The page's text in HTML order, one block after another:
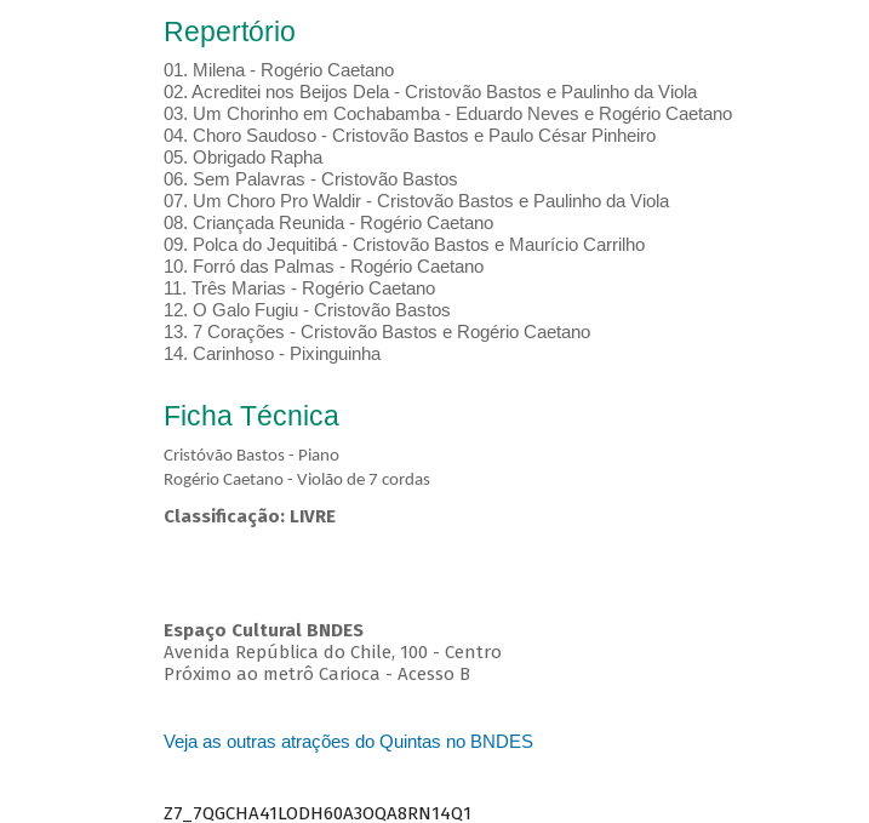
Repertório
01. Milena - Rogério Caetano
02. Acreditei nos Beijos Dela - Cristovão Bastos e Paulinho da Viola
03. Um Chorinho em Cochabamba - Eduardo Neves e Rogério Caetano
04. Choro Saudoso - Cristovão Bastos e Paulo César Pinheiro
05. Obrigado Rapha
06. Sem Palavras - Cristovão Bastos
07. Um Choro Pro Waldir - Cristovão Bastos e Paulinho da Viola
08. Criançada Reunida - Rogério Caetano
09. Polca do Jequitibá - Cristovão Bastos e Maurício Carrilho
10. Forró das Palmas - Rogério Caetano
11. Três Marias - Rogério Caetano
12. O Galo Fugiu - Cristovão Bastos
13. 7 Corações - Cristovão Bastos e Rogério Caetano
14. Carinhoso - Pixinguinha
Ficha Técnica
Cristóvão Bastos - Piano
Rogério Caetano - Violão de 7 cordas
Classificação: LIVRE
Espaço Cultural BNDES
Avenida República do Chile, 100 - Centro
Próximo ao metrô Carioca - Acesso B
Veja as outras atrações do Quintas no BNDES
Z7_7QGCHA41LODH60A3OQA8RN14Q1